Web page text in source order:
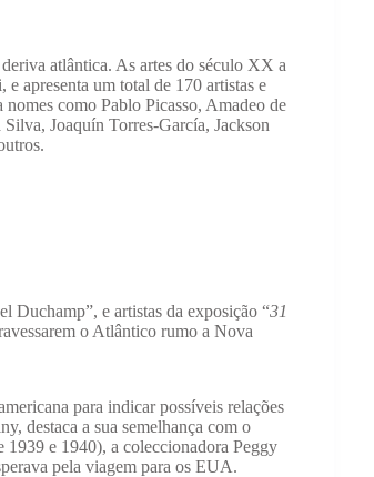
atlântica. As artes do século XX a
e apresenta um total de 170 artistas e
como Pablo Picasso, Amadeo de
Joaquín Torres-García, Jackson
e artistas da exposição “31
o Atlântico rumo a Nova
para indicar possíveis relações
destaca a sua semelhança com o
1939 e 1940), a coleccionadora Peggy
pela viagem para os EUA.